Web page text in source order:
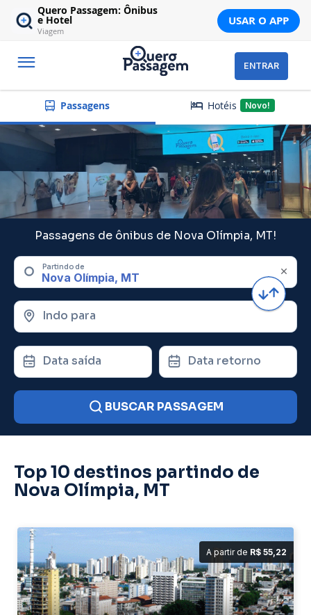
Quero Passagem: Ônibus
e Hotel
Viagem
USAR O APP
ENTRAR
Passagens Hotéis Novo!
Passagens de ônibus de Nova Olímpia, MT!
Partindo de
Indo para
Data saída Data retorno
BUSCAR PASSAGEM
Top 10 destinos partindo de
Nova Olímpia, MT
A partir de R$ 55,22